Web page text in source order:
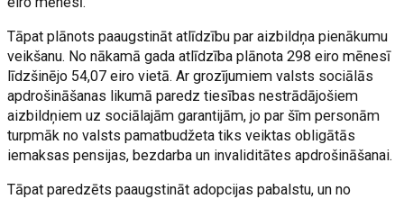
Tāpat plānots paaugstināt atlīdzību par aizbildņa pienākumu
veikšanu. No nākamā gada atlīdzība plānota 298 eiro mēnesī
līdzšinējo 54,07 eiro vietā. Ar grozījumiem valsts sociālās
apdrošināšanas likumā paredz tiesības nestrādājošiem
aizbildņiem uz sociālajām garantijām, jo par šīm personām
turpmāk no valsts pamatbudžeta tiks veiktas obligātās
iemaksas pensijas, bezdarba un invaliditātes apdrošināšanai.
Tāpat paredzēts paaugstināt adopcijas pabalstu, un no